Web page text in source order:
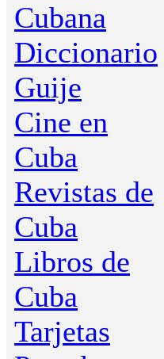
Cubana
Diccionario
Guije
Cine en
Cuba
Revistas de
Cuba
Libros de
Cuba
Tarjetas